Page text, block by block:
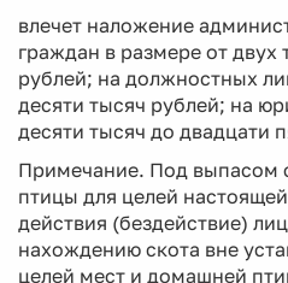
влечет наложение
граждан в размере от двух
рублей; на должностных
десяти тысяч рублей; на
десяти тысяч до двадцати
Примечание. Под выпасом
птицы для целей
действия (бездействие)
нахождению скота вне
целей мест и домашней